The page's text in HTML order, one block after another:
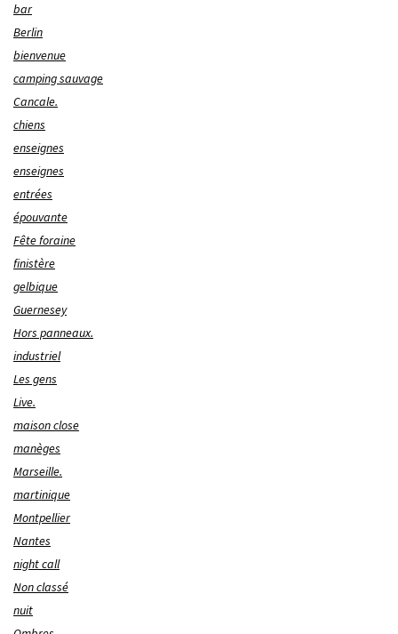
bar
Berlin
bienvenue
camping sauvage
Cancale.
chiens
enseignes
enseignes
entrées
épouvante
Fête foraine
finistère
gelbique
Guernesey
Hors panneaux.
industriel
Les gens
Live.
maison close
manèges
Marseille.
martinique
Montpellier
Nantes
night call
Non classé
nuit